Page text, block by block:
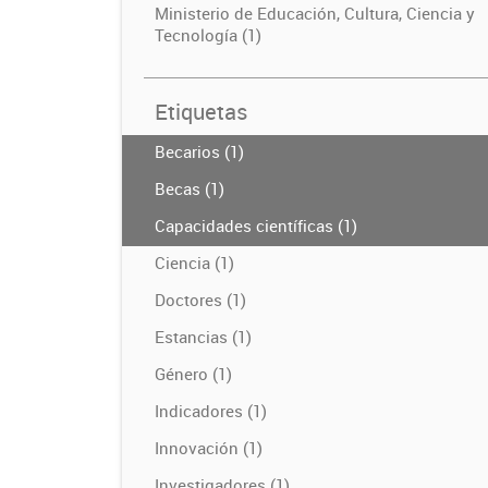
Ministerio de Educación, Cultura, Ciencia y
Tecnología (1)
Etiquetas
Becarios (1)
Becas (1)
Capacidades científicas (1)
Ciencia (1)
Doctores (1)
Estancias (1)
Género (1)
Indicadores (1)
Innovación (1)